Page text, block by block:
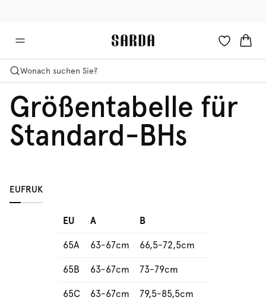
Wonach suchen Sie?
Größentabelle für
Standard-BHs
EUFRUK
EU A B
65A 63-67cm 66,5-72,5cm
65B 63-67cm 73-79cm
65C 63-67cm 79,5-85,5cm